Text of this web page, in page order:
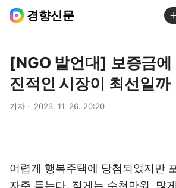
경향신문
[NGO 발언대] 보증금에
진적인 시장이 최선일까
기자 2023. 11. 26. 20:20
어렵게 행복주택에 당첨되었지만
자주 듣는다. 적게는 수천만원, 많